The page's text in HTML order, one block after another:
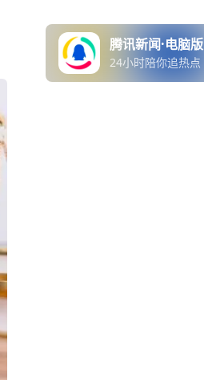
腾讯新闻·电脑版
24小时陪你追热点